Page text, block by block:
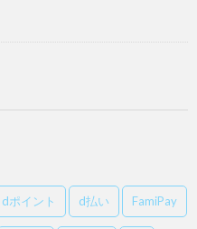
dポイント d払い FamiPay